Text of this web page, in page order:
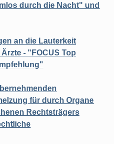
durch die Nacht" und
an die Lauterkeit
- "FOCUS Top
für durch Organe
Rechtsträgers